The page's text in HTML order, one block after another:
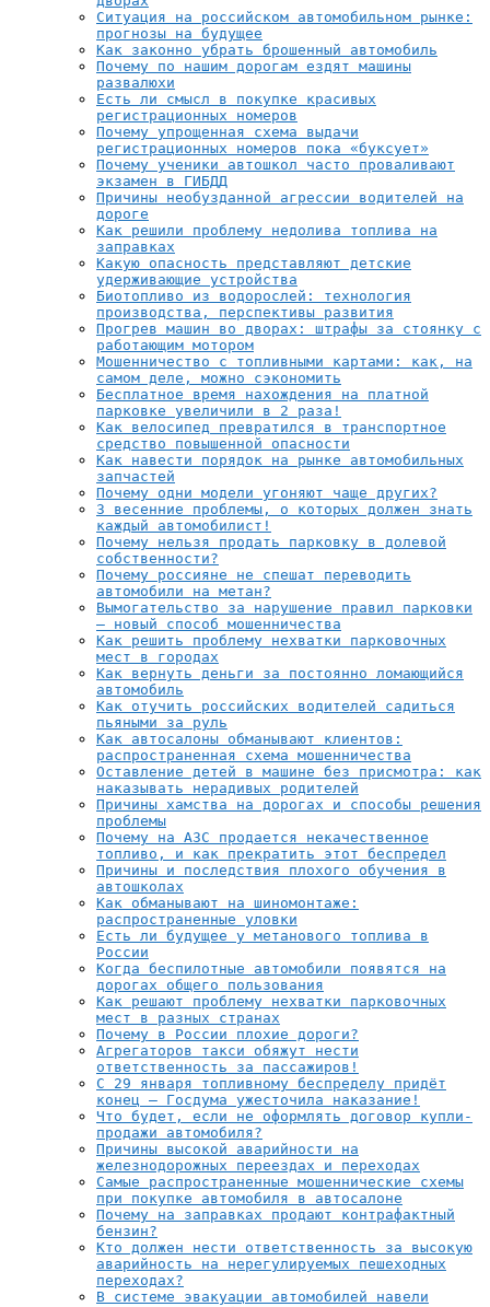
Ситуация на российском автомобильном рынке:
прогнозы на будущее
Как законно убрать брошенный автомобиль
Почему по нашим дорогам ездят машины
развалюхи
Есть ли смысл в покупке красивых
регистрационных номеров
Почему упрощенная схема выдачи
регистрационных номеров пока «буксует»
Почему ученики автошкол часто проваливают
экзамен в ГИБДД
Причины необузданной агрессии водителей на
дороге
Как решили проблему недолива топлива на
заправках
Какую опасность представляют детские
удерживающие устройства
Биотопливо из водорослей: технология
производства, перспективы развития
Прогрев машин во дворах: штрафы за стоянку с
работающим мотором
Мошенничество с топливными картами: как, на
самом деле, можно сэкономить
Бесплатное время нахождения на платной
парковке увеличили в 2 раза!
Как велосипед превратился в транспортное
средство повышенной опасности
Как навести порядок на рынке автомобильных
запчастей
Почему одни модели угоняют чаще других?
3 весенние проблемы, о которых должен знать
каждый автомобилист!
Почему нельзя продать парковку в долевой
собственности?
Почему россияне не спешат переводить
автомобили на метан?
Вымогательство за нарушение правил парковки
– новый способ мошенничества
Как решить проблему нехватки парковочных
мест в городах
Как вернуть деньги за постоянно ломающийся
автомобиль
Как отучить российских водителей садиться
пьяными за руль
Как автосалоны обманывают клиентов:
распространенная схема мошенничества
Оставление детей в машине без присмотра: как
наказывать нерадивых родителей
Причины хамства на дорогах и способы решения
проблемы
Почему на АЗС продается некачественное
топливо, и как прекратить этот беспредел
Причины и последствия плохого обучения в
автошколах
Как обманывают на шиномонтаже:
распространенные уловки
Есть ли будущее у метанового топлива в
России
Когда беспилотные автомобили появятся на
дорогах общего пользования
Как решают проблему нехватки парковочных
мест в разных странах
Почему в России плохие дороги?
Агрегаторов такси обяжут нести
ответственность за пассажиров!
С 29 января топливному беспределу придёт
конец – Госдума ужесточила наказание!
Что будет, если не оформлять договор купли-
продажи автомобиля?
Причины высокой аварийности на
железнодорожных переездах и переходах
Самые распространенные мошеннические схемы
при покупке автомобиля в автосалоне
Почему на заправках продают контрафактный
бензин?
Кто должен нести ответственность за высокую
аварийность на нерегулируемых пешеходных
переходах?
В системе эвакуации автомобилей навели